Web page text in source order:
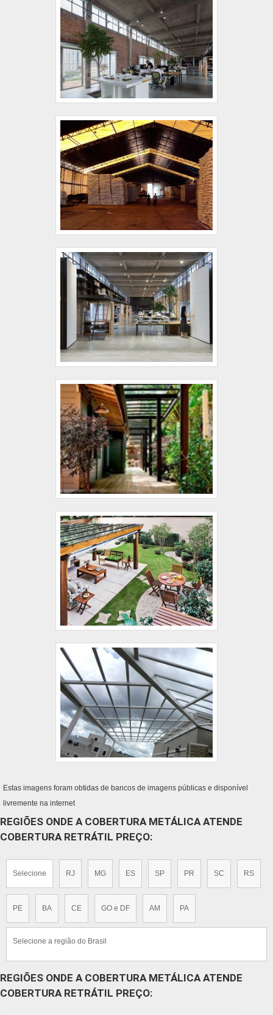
Estas imagens foram obtidas de bancos de imagens públicas e disponível
livremente na internet
REGIÕES ONDE A COBERTURA METÁLICA ATENDE
COBERTURA RETRÁTIL PREÇO:
Selecione RJ MG ES SP PR SC RS
PE BA CE GO e DF AM PA
Selecione a região do Brasil
REGIÕES ONDE A COBERTURA METÁLICA ATENDE
COBERTURA RETRÁTIL PREÇO: